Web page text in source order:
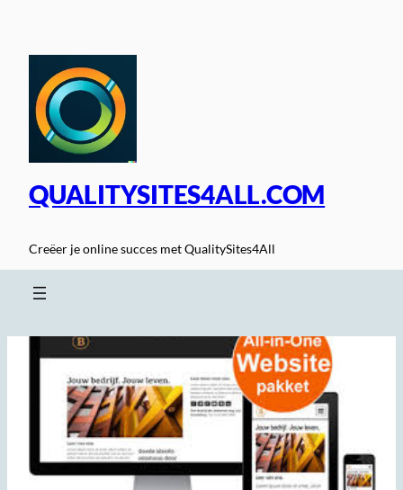
inhoud
QUALITYSITES4ALL.COM
Creëer je online succes met QualitySites4All